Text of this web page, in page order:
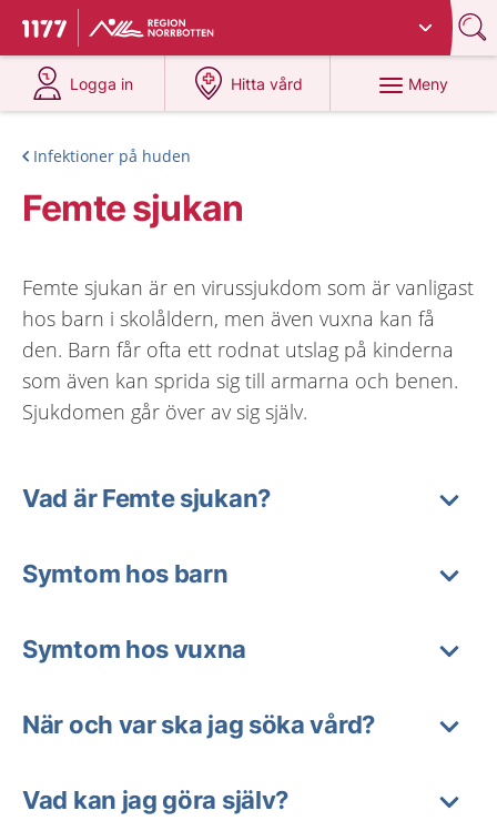
Till startsidan för 1177
Du har valt region
Logga in
på 1177.se
Hitta vård
på 1177.se
Meny
Infektioner på huden
Femte sjukan
Femte sjukan är en virussjukdom som är vanligast
hos barn i skolåldern, men även vuxna kan få
den. Barn får ofta ett rodnat utslag på kinderna
som även kan sprida sig till armarna och benen.
Sjukdomen går över av sig själv.
Vad är Femte sjukan?
Symtom hos barn
Symtom hos vuxna
När och var ska jag söka vård?
Vad kan jag göra själv?